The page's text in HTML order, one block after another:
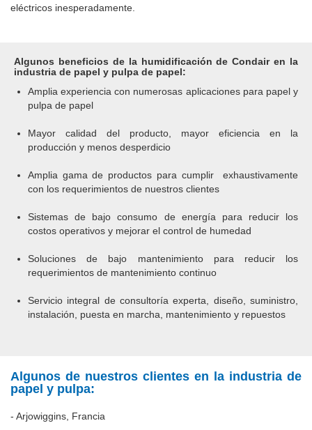
eléctricos inesperadamente.
Algunos beneficios de la humidificación de Condair en la
industria de papel y pulpa de papel:
Amplia experiencia con numerosas aplicaciones para papel y
pulpa de papel
Mayor calidad del producto, mayor eficiencia en la
producción y menos desperdicio
Amplia gama de productos para cumplir exhaustivamente
con los requerimientos de nuestros clientes
Sistemas de bajo consumo de energía para reducir los
costos operativos y mejorar el control de humedad
Soluciones de bajo mantenimiento para reducir los
requerimientos de mantenimiento continuo
Servicio integral de consultoría experta, diseño, suministro,
instalación, puesta en marcha, mantenimiento y repuestos
Algunos de nuestros clientes en la industria de
papel y pulpa:
- Arjowiggins, Francia